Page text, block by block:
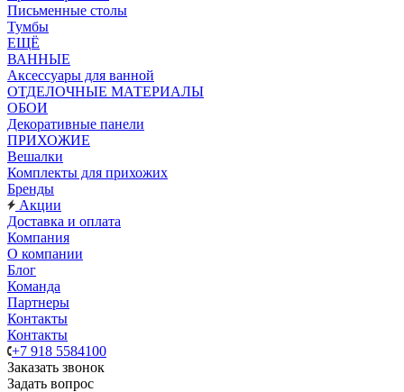
Письменные столы
Тумбы
ЕЩЁ
ВАННЫЕ
Аксессуары для ванной
ОТДЕЛОЧНЫЕ МАТЕРИАЛЫ
ОБОИ
Декоративные панели
ПРИХОЖИЕ
Вешалки
Комплекты для прихожих
Бренды
Акции
Доставка и оплата
Компания
О компании
Блог
Команда
Партнеры
Контакты
Контакты
+7 918 5584100
Заказать звонок
Задать вопрос